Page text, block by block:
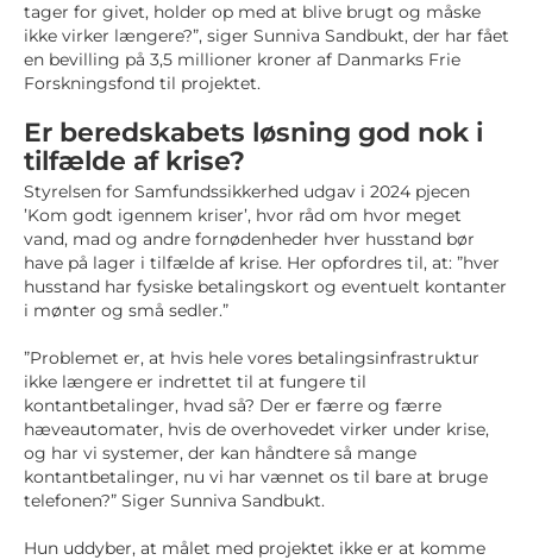
tager for givet, holder op med at blive brugt og måske
ikke virker længere?”, siger Sunniva Sandbukt, der har fået
en bevilling på 3,5 millioner kroner af Danmarks Frie
Forskningsfond til projektet.
Er beredskabets løsning god nok i
tilfælde af krise?
Styrelsen for Samfundssikkerhed udgav i 2024 pjecen
’Kom godt igennem kriser’, hvor råd om hvor meget
vand, mad og andre fornødenheder hver husstand bør
have på lager i tilfælde af krise. Her opfordres til, at: ”hver
husstand har fysiske betalingskort og eventuelt kontanter
i mønter og små sedler.”
”Problemet er, at hvis hele vores betalingsinfrastruktur
ikke længere er indrettet til at fungere til
kontantbetalinger, hvad så? Der er færre og færre
hæveautomater, hvis de overhovedet virker under krise,
og har vi systemer, der kan håndtere så mange
kontantbetalinger, nu vi har vænnet os til bare at bruge
telefonen?” Siger Sunniva Sandbukt.
Hun uddyber, at målet med projektet ikke er at komme